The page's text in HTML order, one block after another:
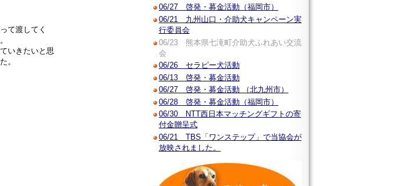
て渡してく
いきたいと思
。
06/27 啓発・募金活動（福岡市）
06/21 九州山口・介助犬キャンペーン実
行委員会
06/23 熊本県七滝町介助犬ふれあい交流
会
06/26 セラピー犬活動
06/13 啓発・募金活動
06/27 啓発・募金活動 （北九州市）
06/28 啓発・募金活動（福岡市）
06/30 NTT西日本マッチングギフトの寄
付金贈呈式
06/21 TBS「ワンステップ」で当協会が
放映されました。